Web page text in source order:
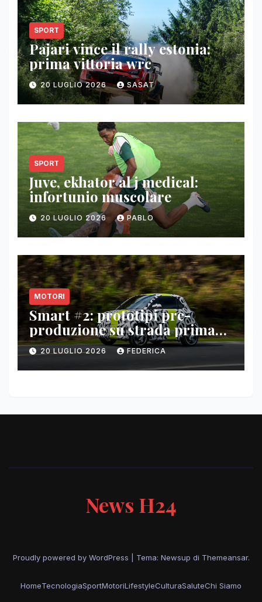
SPORT
Pajari vince il rally estonia:
prima vittoria wrc
20 LUGLIO 2026 SASAT
SPORT
Juve, ekhator al j medical:
infortunio muscolare
20 LUGLIO 2026 PABLO
MOTORI
Smart #2: prototipi pre-
produzione su strada prima
del paris motor show 2026
20 LUGLIO 2026 FEDERICA
News H24
Proudly powered by WordPress Tema: Newsup di Themeansar.
HomeTecnologiaSportMotoriLifestyleCulturaSaluteChi Siamo